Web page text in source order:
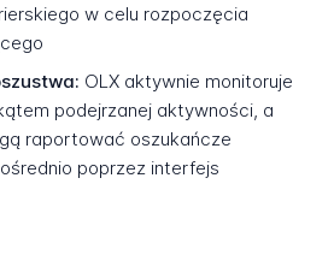
w celu rozpoczęcia
OLX aktywnie monitoruje
podejrzanej aktywności, a
raportować oszukańcze
poprzez interfejs